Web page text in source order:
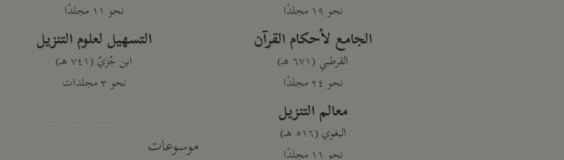
نحو ١٩ مجلدًا
الجامع لأحكام القرآن
القرطبي (٦٧١ هـ)
نحو ٢٤ مجلدًا
معالم التنزيل
البغوي (٥١٦ هـ)
نحو ١١ مجلدًا
نحو ١١ مجلدًا
التسهيل لعلوم التنزيل
ابن جُزَيّ (٧٤١ هـ)
نحو ٣ مجلدات
موسوعات